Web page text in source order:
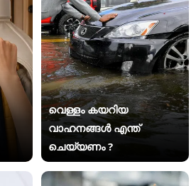
വെള്ളം കയറിയ
വാഹനങ്ങൾ എന്ത്
ചെയ്യണം ?